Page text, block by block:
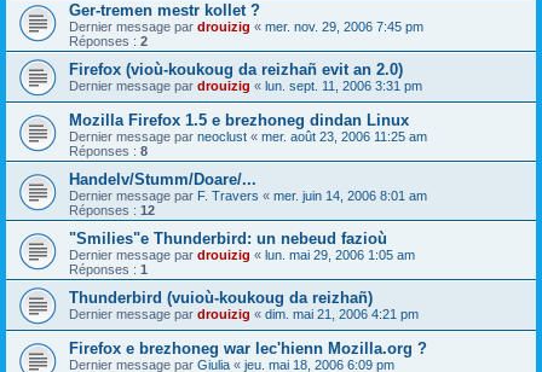
Ger-tremen mestr kollet ?
Dernier message par drouizig « mer. nov. 29, 2006 7:45 pm
Réponses : 2
Firefox (vioù-koukoug da reizhañ evit an 2.0)
Dernier message par drouizig « lun. sept. 11, 2006 3:31 pm
Mozilla Firefox 1.5 e brezhoneg dindan Linux
Dernier message par neoclust « mer. août 23, 2006 11:25 am
Réponses : 8
Handelv/Stumm/Doare/...
Dernier message par F. Travers « mer. juin 14, 2006 8:01 am
Réponses : 12
"Smilies"e Thunderbird: un nebeud fazioù
Dernier message par drouizig « lun. mai 29, 2006 1:05 am
Réponses : 1
Thunderbird (vuioù-koukoug da reizhañ)
Dernier message par drouizig « dim. mai 21, 2006 4:21 pm
Firefox e brezhoneg war lec'hienn Mozilla.org ?
Dernier message par Giulia « jeu. mai 18, 2006 6:09 pm